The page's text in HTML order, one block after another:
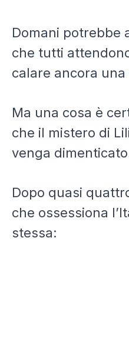
Domani potrebbe
che tutti
calare ancora
Ma una cosa è
che il mistero di
venga
Dopo quasi
che ossessiona
stessa: